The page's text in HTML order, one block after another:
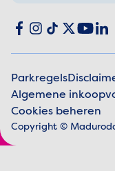
Social
Facebook
Instagram
TikTok
X
Parkregels
Algemene
Cookies beheren
Copyright ©